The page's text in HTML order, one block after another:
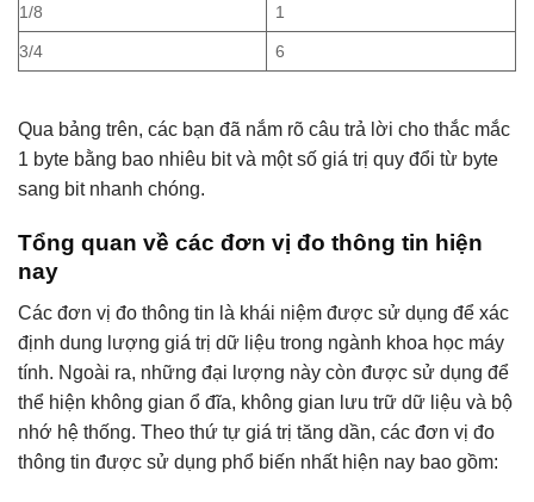
1/8 1
3/4 6
Qua bảng trên, các bạn đã nắm rõ câu trả lời cho thắc mắc
1 byte bằng bao nhiêu bit và một số giá trị quy đổi từ byte
sang bit nhanh chóng.
Tổng quan về các đơn vị đo thông tin hiện
nay
Các đơn vị đo thông tin là khái niệm được sử dụng để xác
định dung lượng giá trị dữ liệu trong ngành khoa học máy
tính. Ngoài ra, những đại lượng này còn được sử dụng để
thể hiện không gian ổ đĩa, không gian lưu trữ dữ liệu và bộ
nhớ hệ thống. Theo thứ tự giá trị tăng dần, các đơn vị đo
thông tin được sử dụng phổ biến nhất hiện nay bao gồm: